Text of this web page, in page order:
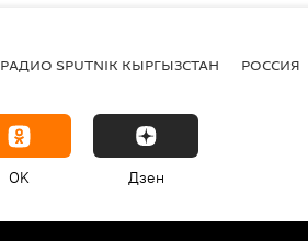
РАДИО SPUTNIK КЫРГЫЗСТАН РОССИЯ
OK Дзен